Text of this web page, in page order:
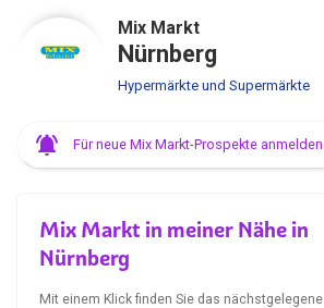
Mix Markt
Nürnberg
Hypermärkte und Supermärkte
Für neue Mix Markt-Prospekte anmelden
Mix Markt in meiner Nähe in
Nürnberg
Mit einem Klick finden Sie das nächstgelegene